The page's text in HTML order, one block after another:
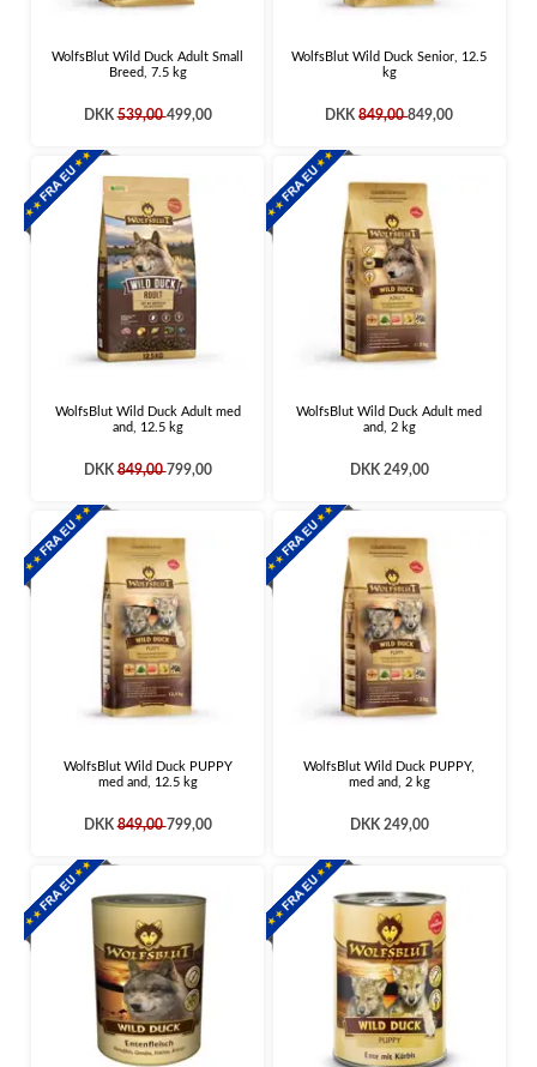
WolfsBlut Wild Duck Adult Small
Breed, 7.5 kg
DKK539,00499,00
WolfsBlut Wild Duck Senior, 12.5
kg
DKK849,00849,00
WolfsBlut Wild Duck Adult med
and, 12.5 kg
DKK849,00799,00
WolfsBlut Wild Duck Adult med
and, 2 kg
DKK 249,00
WolfsBlut Wild Duck PUPPY
med and, 12.5 kg
DKK849,00799,00
WolfsBlut Wild Duck PUPPY,
med and, 2 kg
DKK 249,00